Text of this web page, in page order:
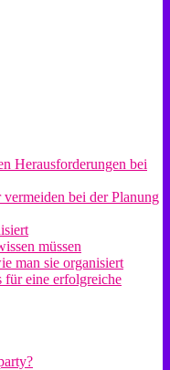
Herausforderungen bei
bei der Planung
müssen
man sie organisiert
für eine erfolgreiche